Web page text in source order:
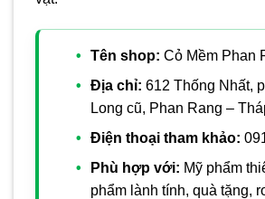
Tên shop: Cỏ Mềm Phan
Địa chỉ: 612 Thống Nhất,
Long cũ, Phan Rang –
Điện thoại tham khảo:
Phù hợp với: Mỹ phẩm
phẩm lành tính, quà tặng,